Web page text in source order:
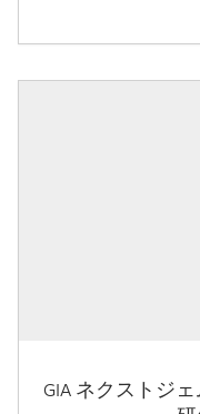
GIA ネクストジ